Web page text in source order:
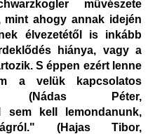
művészete
mint ahogy annak idején
élvezetétől is inkább
hiánya, vagy a
S éppen ezért lenne
a velük kapcsolatos
(Nádas Péter,
sem kell lemondanunk,
(Hajas Tibor,